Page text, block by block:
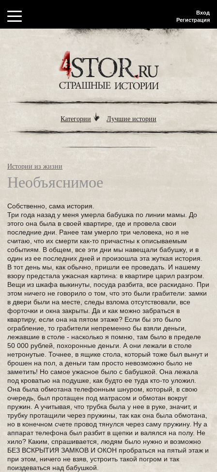
Вход
Регистрация
Категории Лучшие истории
Истории из жизни
Необъяснимое
Собственно, сама история.
Три года назад у меня умерла бабушка по линии мамы. До
этого она была в своей квартире, где и провела свои
последние дни. Ранее там умерло три человека, но я не
считаю, что их смерти как-то причастны к описываемым
событиям. В общем, все эти дни мы навещали бабушку, и в
один из ее последних дней и произошла эта жуткая история.
В тот день мы, как обычно, пришли ее проведать. И нашему
взору предстала ужасная картина: в квартире царил разгром.
Вещи из шкафа выкинуты, посуда разбита, все раскидано. При
этом ничего не говорило о том, что это были грабители: замки
в двери были на месте, следы взлома отсутствовали, все
форточки и окна закрыты. Да и как можно забраться в
квартиру, если она на пятом этаже? Если бы это было
ограбление, то грабители непременно бы взяли деньги,
лежавшие в столе - насколько я помню, там было в пределе
50 000 рублей, похоронные деньги. А они лежали в столе
нетронутые. Точнее, в ящике стола, который тоже был вынут и
брошен на пол, а деньги там просто невозможно было не
заметить! Но самое ужасное было с бабушкой. Она лежала
под кроватью на подушке, как будто ее туда кто-то уложил.
Она была обмотана телефонным шнуром, который, в свою
очередь, был протащен под матрасом и обмотан вокруг
пружин. А учитывая, что трубка была у нее в руке, значит, и
трубку протащили через пружины, так как она была обмотана,
но в конечном счете провод тянулся через саму пружину. Ну а
аппарат телефона был разбит в щепки и валялся на полу. Не
хило? Каким, спрашивается, людям было нужно и возможно
БЕЗ ВСКРЫТИЯ ЗАМКОВ И ОКОН пробраться на пятый этаж и
при этом, ничего не взяв, устроить такой погром и так
поиздеваться над бабушкой.